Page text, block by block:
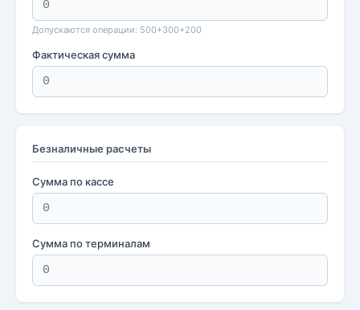
Допускаются операции: 500+300+200
Фактическая сумма
Безналичные расчеты
Сумма по кассе
Сумма по терминалам